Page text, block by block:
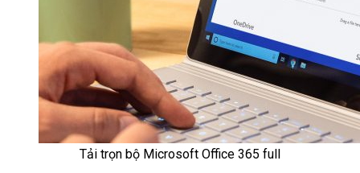
Tải trọn bộ Microsoft Office 365 full